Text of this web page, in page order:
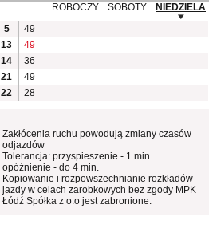
ROBOCZY
SOBOTY
NIEDZIELA
5
49
13
49
14
36
21
49
22
28
Zakłócenia ruchu powodują zmiany czasów
odjazdów
Tolerancja: przyspieszenie - 1 min.
opóźnienie - do 4 min.
Kopiowanie i rozpowszechnianie rozkładów
jazdy w celach zarobkowych bez zgody MPK
Łódź Spółka z o.o jest zabronione.